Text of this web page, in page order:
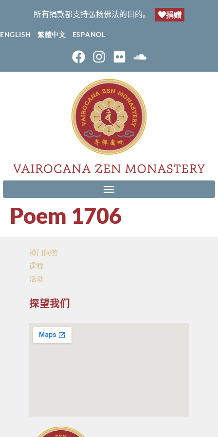
所有捐款都支持弘扬佛法的目的。 捐赠
ENGLISH 繁體中文 ESPAÑOL
Poem 1706
禅门问答
课程
活动
探望我们